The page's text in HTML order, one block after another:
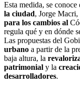
Esta medida, se conoce
la ciudad, Jorge Macri,
para los cambios al
regula qué y en dónde
Las propuestas del
urbano a partir de la
baja altura, la
patrimonial y la
desarrolladores.